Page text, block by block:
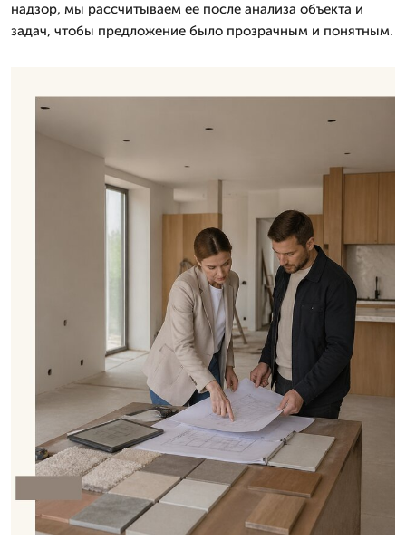
надзор, мы рассчитываем ее после анализа объекта и
задач, чтобы предложение было прозрачным и понятным.